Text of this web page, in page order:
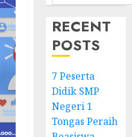
RECENT
POSTS
7 Peserta
Didik SMP
Negeri 1
Tongas Peraih